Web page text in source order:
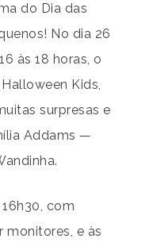
do Dia das
No dia 26
às 18 horas, o
Kids,
surpresas e
Addams —
com
monitores, e às